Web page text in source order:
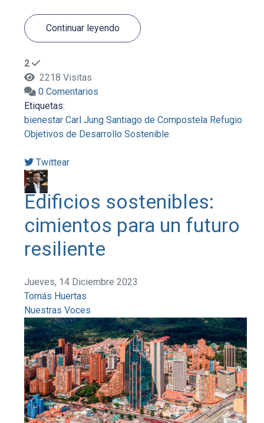
Continuar leyendo
2
2218 Visitas
0 Comentarios
Etiquetas:
bienestar Carl Jung Santiago de Compostela Refugio
Objetivos de Desarrollo Sostenible
Twittear
Edificios sostenibles:
cimientos para un futuro
resiliente
Jueves, 14 Diciembre 2023
Tomás Huertas
Nuestras Voces